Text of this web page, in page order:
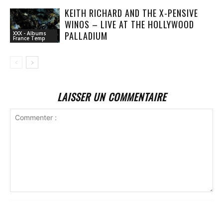
XXX - Albums
France Temp
KEITH RICHARD AND THE X-PENSIVE
WINOS – LIVE AT THE HOLLYWOOD
PALLADIUM
LAISSER UN COMMENTAIRE